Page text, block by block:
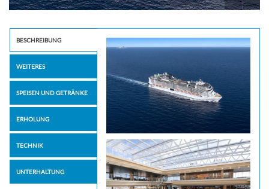
BESCHREIBUNG
WEITERES
SPEISEN UND GETRÄNKE
ERHOLUNG
TECHNIK
UNTERHALTUNG